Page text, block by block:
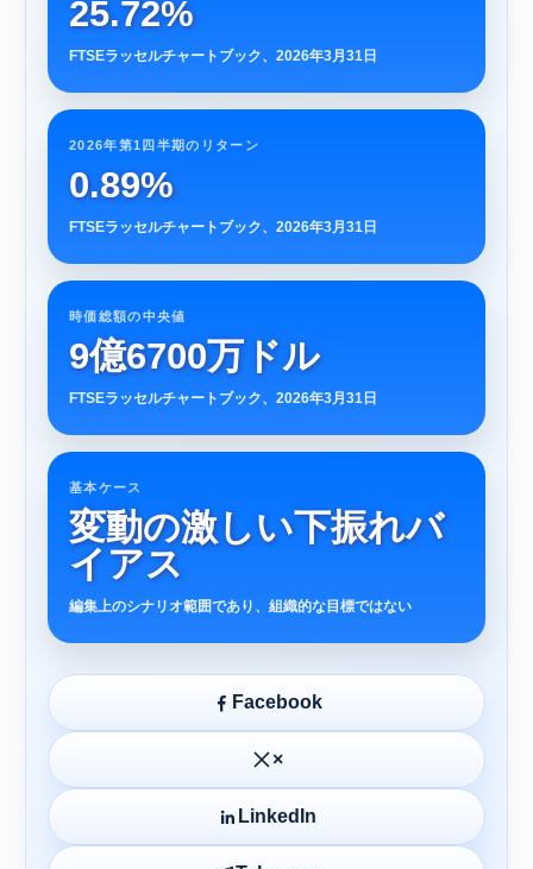
25.72%
FTSEラッセルチャートブック、2026年3月31日
2026年第1四半期のリターン
0.89%
FTSEラッセルチャートブック、2026年3月31日
時価総額の中央値
9億6700万ドル
FTSEラッセルチャートブック、2026年3月31日
基本ケース
変動の激しい下振れバ
イアス
編集上のシナリオ範囲であり、組織的な目標ではない
Facebook
×
LinkedIn